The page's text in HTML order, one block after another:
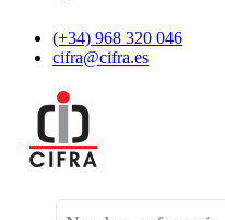
(+34) 968 320 046
cifra@cifra.es